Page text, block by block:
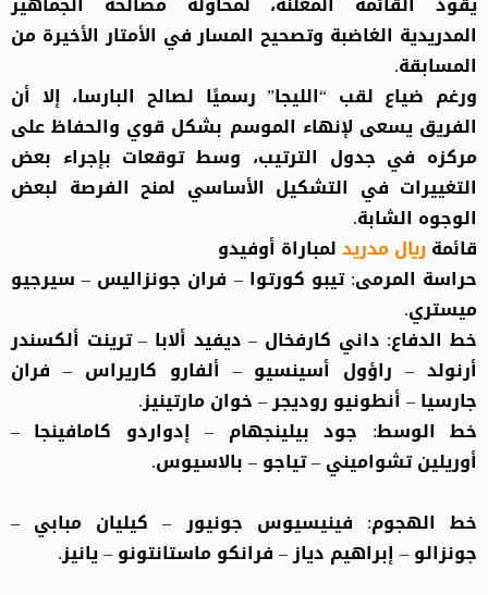
المدريدية الغاضبة وتصحيح المسار في الأمتار الأخيرة من
المسابقة.
ورغم ضياع لقب “الليجا” رسميًا لصالح البارسا، إلا أن
الفريق يسعى لإنهاء الموسم بشكل قوي والحفاظ على
مركزه في جدول الترتيب، وسط توقعات بإجراء بعض
التغييرات في التشكيل الأساسي لمنح الفرصة لبعض
الوجوه الشابة.
قائمة ريال مدريدلمباراة أوفيدو
حراسة المرمى: تيبو كورتوا – فران جونزاليس – سيرجيو
ميستري.
خط الدفاع: داني كارفخال – ديفيد ألابا – ترينت ألكسندر
أرنولد – راؤول أسينسيو – ألفارو كاريراس – فران
جارسيا – أنطونيو روديجر – خوان مارتينيز.
خط الوسط: جود بيلينجهام – إدواردو كامافينجا –
أوريلين تشواميني – تياجو – بالاسيوس.
خط الهجوم: فينيسيوس جونيور – كيليان مبابي –
جونزالو – إبراهيم دياز – فرانكو ماستانتونو – يانيز.